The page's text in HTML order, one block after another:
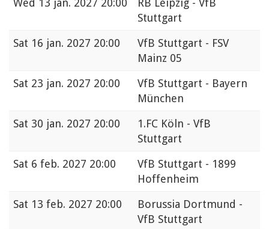
Wed 13 jan. 2027 20:00
RB Leipzig - VfB
Stuttgart
Sat 16 jan. 2027 20:00
VfB Stuttgart - FSV
Mainz 05
Sat 23 jan. 2027 20:00
VfB Stuttgart - Bayern
München
Sat 30 jan. 2027 20:00
1.FC Köln - VfB
Stuttgart
Sat 6 feb. 2027 20:00
VfB Stuttgart - 1899
Hoffenheim
Sat 13 feb. 2027 20:00
Borussia Dortmund -
VfB Stuttgart